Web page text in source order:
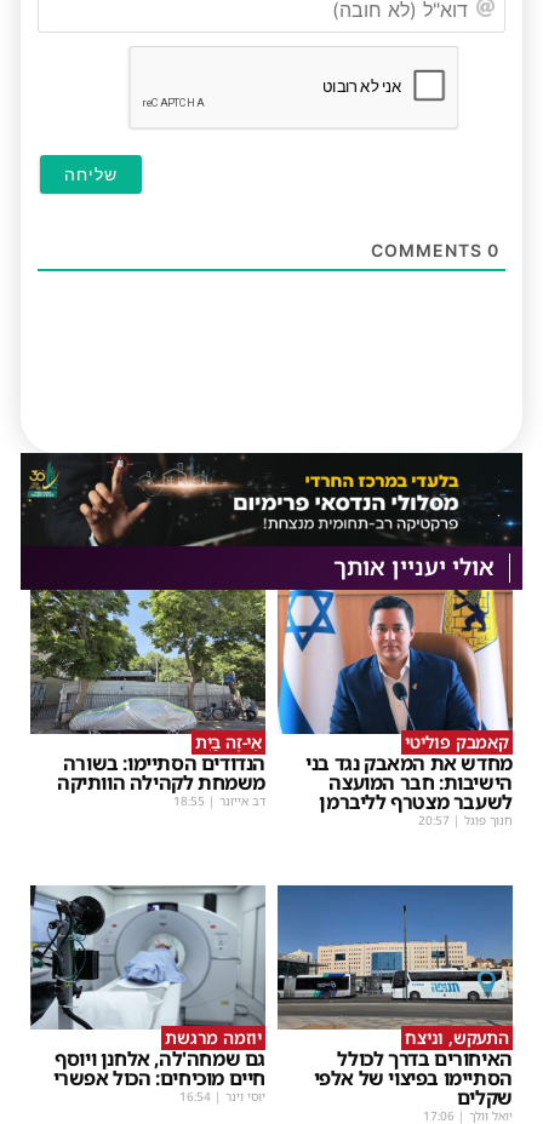
0
אולי יעניין אותך
קאמבק פוליטי
מחדש את המאבק נגד בני
הישיבות: חבר המועצה
לשעבר מצטרף לליברמן
חנוך פוגל |
20:57
אֵי-זֶה בַּיִת
הנדודים הסתיימו: בשורה
משמחת לקהילה הוותיקה
דב אייזנר |
18:55
התעקש, וניצח
האיחורים בדרך לכולל
הסתיימו בפיצוי של אלפי
שקלים
יואל וולך |
17:06
יוזמה מרגשת
גם שמחה'לה, אלחנן ויוסף
חיים מוכיחים: הכול אפשרי
יוסי וינר |
16:54